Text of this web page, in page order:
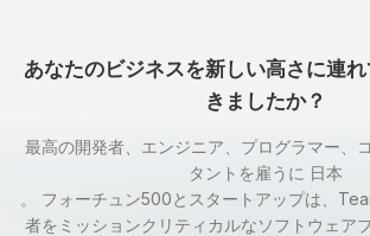
あなたのビジネスを新しい高さに連
きましたか？
最高の開発者、エンジニア、プログラマー、
タントを雇うに 日本
。 フォーチュン500とスタートアップは、
者をミッションクリティカルなソフトウェア